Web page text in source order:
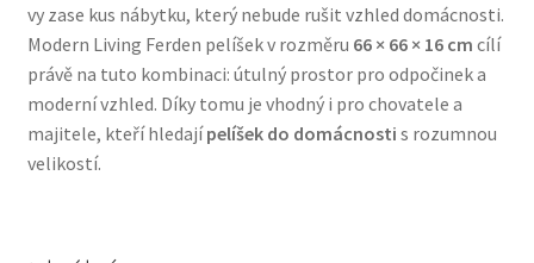
Přepravky pro psy
Purizon pro psy — Vysoký obsah masa, bez obilovin
Royal Canin pro psy
vy zase kus nábytku, který nebude rušit vzhled domácnosti.
Modern Living Ferden pelíšek v rozměru 66 × 66 × 16 cm cílí
právě na tuto kombinaci: útulný prostor pro odpočinek a
moderní vzhled. Díky tomu je vhodný i pro chovatele a
majitele, kteří hledajípelíšek do domácnosti s rozumnou
velikostí.